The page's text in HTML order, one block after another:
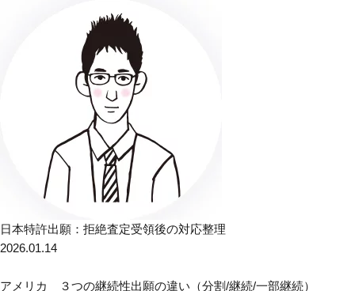
日本特許出願：拒絶査定受領後の対応整理
2026.01.14
アメリカ ３つの継続性出願の違い（分割/継続/一部継続）